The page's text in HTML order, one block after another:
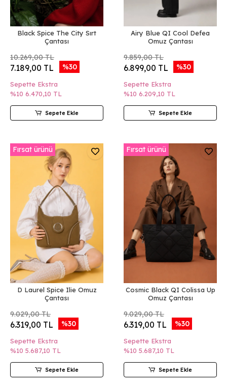
Black Spice The City Sırt
Çantası
10.269,00 TL
7.189,00 TL %30
Sepette Ekstra
%10 6.470,10 TL
Sepete Ekle
Airy Blue QI Cool Defea
Omuz Çantası
9.859,00 TL
6.899,00 TL %30
Sepette Ekstra
%10 6.209,10 TL
Sepete Ekle
Fırsat ürünü
D Laurel Spice Ilie Omuz
Çantası
9.029,00 TL
6.319,00 TL %30
Sepette Ekstra
%10 5.687,10 TL
Sepete Ekle
Fırsat ürünü
Cosmic Black QI Colissa Up
Omuz Çantası
9.029,00 TL
6.319,00 TL %30
Sepette Ekstra
%10 5.687,10 TL
Sepete Ekle